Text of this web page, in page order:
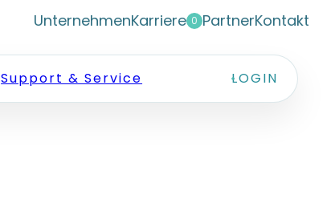
UnternehmenKarriere 0 PartnerKontakt
Support & Service LOGIN